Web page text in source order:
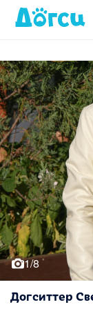
1/8
Догситтер